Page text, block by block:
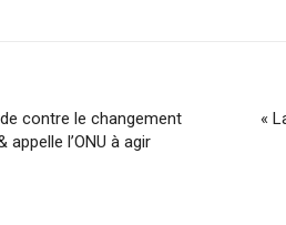
contre le changement
l’ONU à agir
«